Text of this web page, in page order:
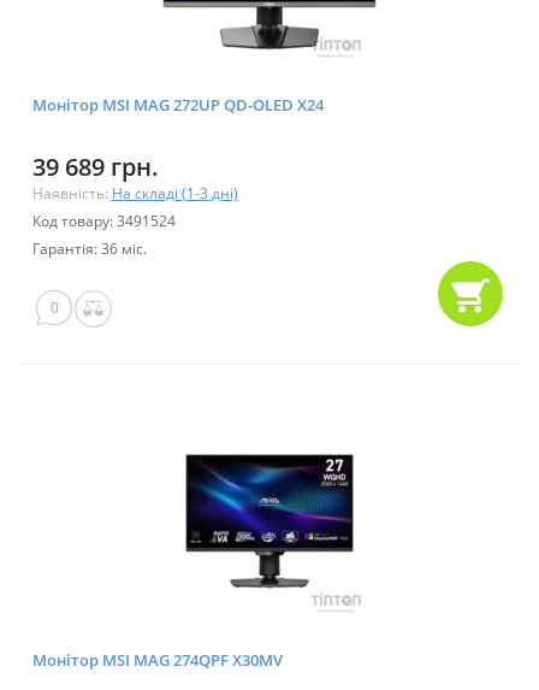
Монітор MSI MAG 272UP QD-OLED X24
39 689 грн.
Наявність: На складі (1-3 дні)
Код товару: 3491524
Гарантія: 36 міс.
0
Монітор MSI MAG 274QPF X30MV